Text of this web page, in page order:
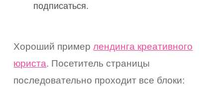
подписаться.
Хороший примерлендинга креативного
юриста. Посетитель страницы
последовательно проходит все блоки: